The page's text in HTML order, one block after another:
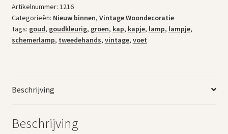
aantal
Artikelnummer: 1216
Categorieën: Nieuw binnen, Vintage Woondecoratie
Tags: goud, goudkleurig, groen, kap, kapje, lamp, lampje,
schemerlamp, tweedehands, vintage, voet
Beschrijving
Beschrijving